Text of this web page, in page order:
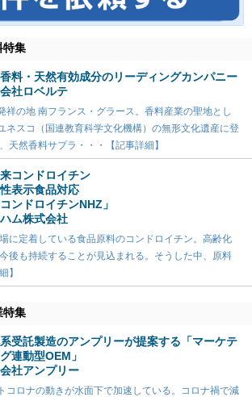
特集
料・天然有効成分のリーディングカンパニー
社ロベルテ
祥の地 南フランス・グラース。香料産業の聖地とし
ネスコ（国連教育科学文化機構）の無形文化遺産に登
天然香料サプラ・・・【記事詳細】
コンドロイチン
表示食品対応
コンドロイチンNHZ」
ム株式会社
に定着している食品原料のコンドロイチン。高齢化
後も持続することが見込まれる。そうした中、原料
】
特集
受託製造のアンプリーが提案する「マーケテ
連動型OEM」
社アンプリー
コロナの動きが水面下で加速している。コロナ禍で減